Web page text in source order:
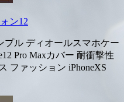
ン12
プル ディオールスマホケー
Pro Maxカバー 耐衝撃性
ファッション iPhoneXS